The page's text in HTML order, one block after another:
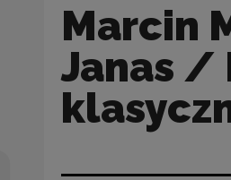
Marcin
Janas /